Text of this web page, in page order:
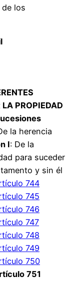
los
PROPIEDAD
la herencia
I: De la
para suceder
y sin él
744
745
746
747
748
749
750
751